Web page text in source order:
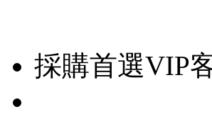
採購首選VIP